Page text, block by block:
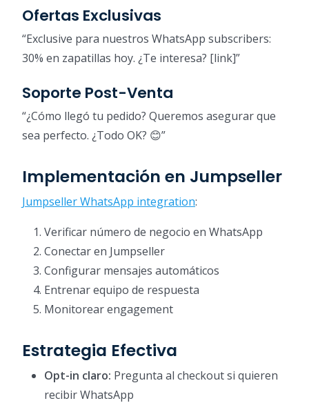
Ofertas Exclusivas
“Exclusive para nuestros WhatsApp subscribers:
30% en zapatillas hoy. ¿Te interesa? [link]”
Soporte Post-Venta
“¿Cómo llegó tu pedido? Queremos asegurar que
sea perfecto. ¿Todo OK? 😊”
Implementación en Jumpseller
Jumpseller WhatsApp integration:
Verificar número de negocio en WhatsApp
Conectar en Jumpseller
Configurar mensajes automáticos
Entrenar equipo de respuesta
Monitorear engagement
Estrategia Efectiva
Opt-in claro: Pregunta al checkout si quieren
recibir WhatsApp